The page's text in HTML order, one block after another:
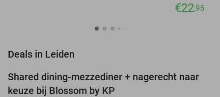
€22,95
Deals in Leiden
37%
TODAY
Shared dining-mezzediner + nagerecht naar
keuze bij Blossom by KP